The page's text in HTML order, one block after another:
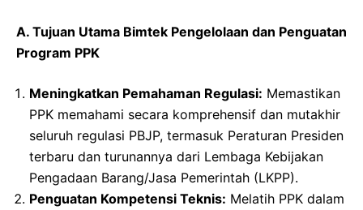
A. Tujuan Utama Bimtek Pengelolaan dan Penguatan
Program PPK
Meningkatkan Pemahaman Regulasi: Memastikan
PPK memahami secara komprehensif dan mutakhir
seluruh regulasi PBJP, termasuk Peraturan Presiden
terbaru dan turunannya dari Lembaga Kebijakan
Pengadaan Barang/Jasa Pemerintah (LKPP).
Penguatan Kompetensi Teknis: Melatih PPK dalam